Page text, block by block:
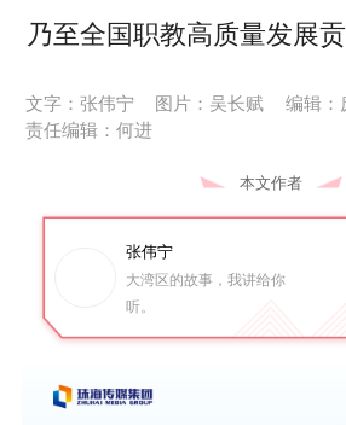
乃至全国职教高质量发展贡
文字：张伟宁 图片：吴长赋
编辑：
责任编辑：何进
本文作者
张伟宁
大湾区的故事，我讲给你
听。